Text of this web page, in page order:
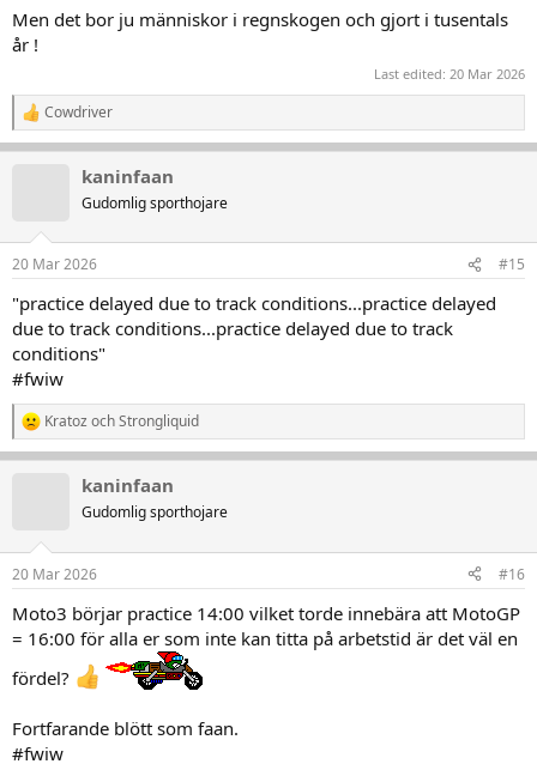
Men det bor ju människor i regnskogen och gjort i tusentals
år !
Last edited: 20 Mar 2026
R
e
a
e
:
Cowdriver
kaninfaan
Gudomlig sporthojare
20 Mar 2026 #15
"practice delayed due to track conditions...practice delayed
due to track conditions...practice delayed due to track
conditions"
#fwiw
R
e
e
:
Kratoz ochStrongliquid
kaninfaan
Gudomlig sporthojare
20 Mar 2026 #16
Moto3 börjar practice 14:00 vilket torde innebära att MotoGP
= 16:00 för alla er som inte kan titta på arbetstid är det väl en
fördel?
Fortfarande blött som faan.
#fwiw